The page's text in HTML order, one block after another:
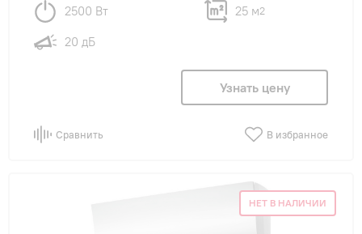
2500 Вт 25 м2
20 дБ
Узнать цену
Сравнить В избранное
НЕТ В НАЛИЧИИ